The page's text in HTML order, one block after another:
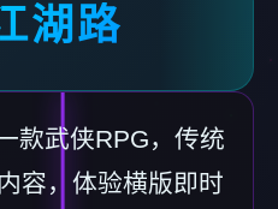
湖路
款武侠RPG，传统
容，体验横版即时